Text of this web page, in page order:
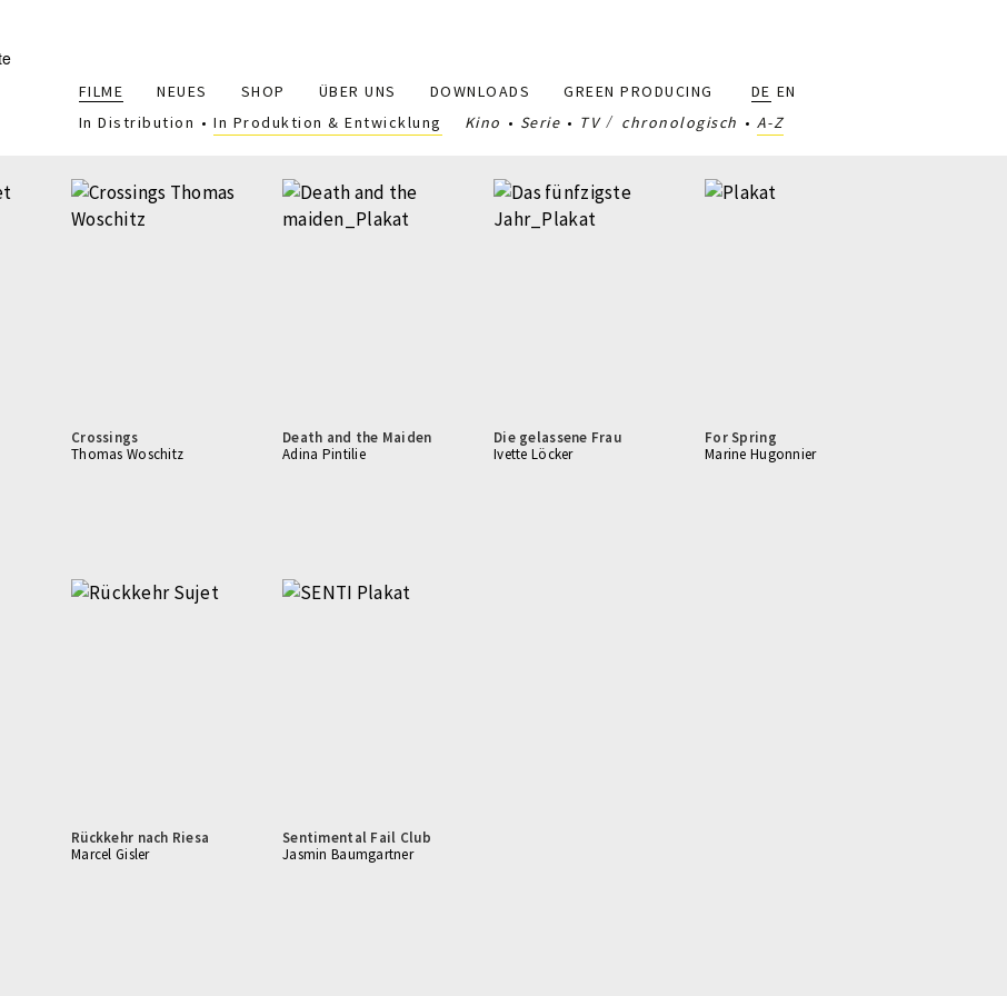
Main
navigation
FILME NEUES SHOP ÜBER UNS DOWNLOADS GREEN PRODUCING DE EN
In Distribution
In Produktion & Entwicklung Kino Serie TV chronologisch A-Z
Crossings
Thomas Woschitz
Death and the Maiden
Adina Pintilie
Die gelassene Frau
Ivette Löcker
For Spring
Marine Hugonnier
Rückkehr nach Riesa
Marcel Gisler
Sentimental Fail Club
Jasmin Baumgartner